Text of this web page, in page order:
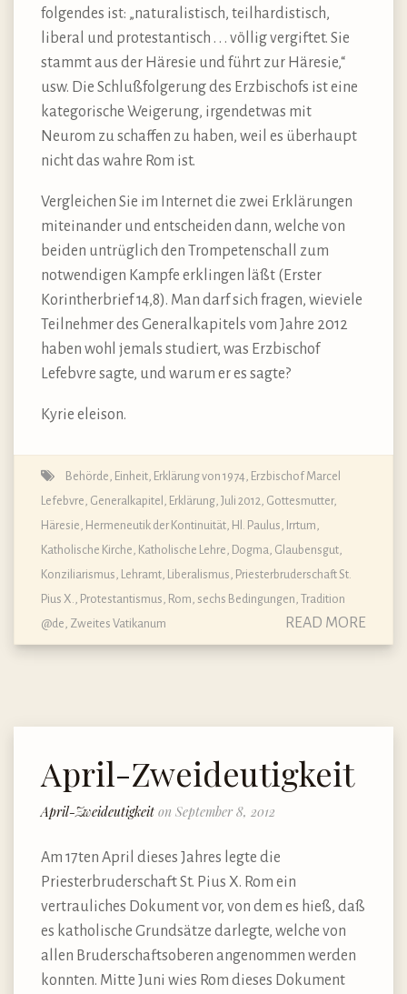
folgendes ist: „naturalistisch, teilhardistisch,
liberal und protestantisch . . . völlig vergiftet. Sie
stammt aus der Häresie und führt zur Häresie,“
usw. Die Schlußfolgerung des Erzbischofs ist eine
kategorische Weigerung, irgendetwas mit
Neurom zu schaffen zu haben, weil es überhaupt
nicht das wahre Rom ist.
Vergleichen Sie im Internet die zwei Erklärungen
miteinander und entscheiden dann, welche von
beiden untrüglich den Trompetenschall zum
notwendigen Kampfe erklingen läßt (Erster
Korintherbrief 14,8). Man darf sich fragen, wieviele
Teilnehmer des Generalkapitels vom Jahre 2012
haben wohl jemals studiert, was Erzbischof
Lefebvre sagte, und warum er es sagte?
Kyrie eleison.
Behörde Einheit Erklärung von 1974 Erzbischof Marcel
Lefebvre Generalkapitel, Erklärung, Juli 2012 Gottesmutter,
Häresie Hermeneutik der Kontinuität Hl. Paulus Irrtum
Katholische Kirche Katholische Lehre, Dogma, Glaubensgut
Konziliarismus
Lehramt Liberalismus Priesterbruderschaft St.
Pius X.
Protestantismus Rom sechs Bedingungen Tradition
@de Zweites Vatikanum READ MORE
April-Zweideutigkeit
April-Zweideutigkeit on September 8, 2012
Am 17ten April dieses Jahres legte die
Priesterbruderschaft St. Pius X. Rom ein
vertrauliches Dokument vor, von dem es hieß, daß
es katholische Grundsätze darlegte, welche von
allen Bruderschaftsoberen angenommen werden
konnten. Mitte Juni wies Rom dieses Dokument